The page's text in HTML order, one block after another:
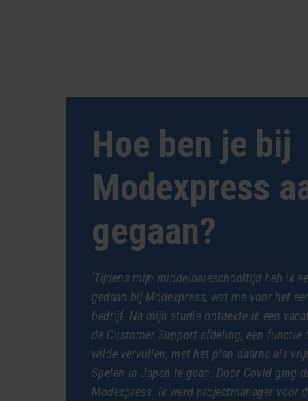
Hoe ben je bij
Modexpress
gegaan?
‘Tijdens mijn middelbareschooltijd heb ik
gedaan bij Modexpress, wat me voor het
bedrijf. Na mijn studie ontdekte ik een
de Customer Support-afdeling, een functie
wilde vervullen, met het plan daarna als
Spelen in Japan te gaan. Door Covid ging
Modexpress. Ik werd projectmanager voor